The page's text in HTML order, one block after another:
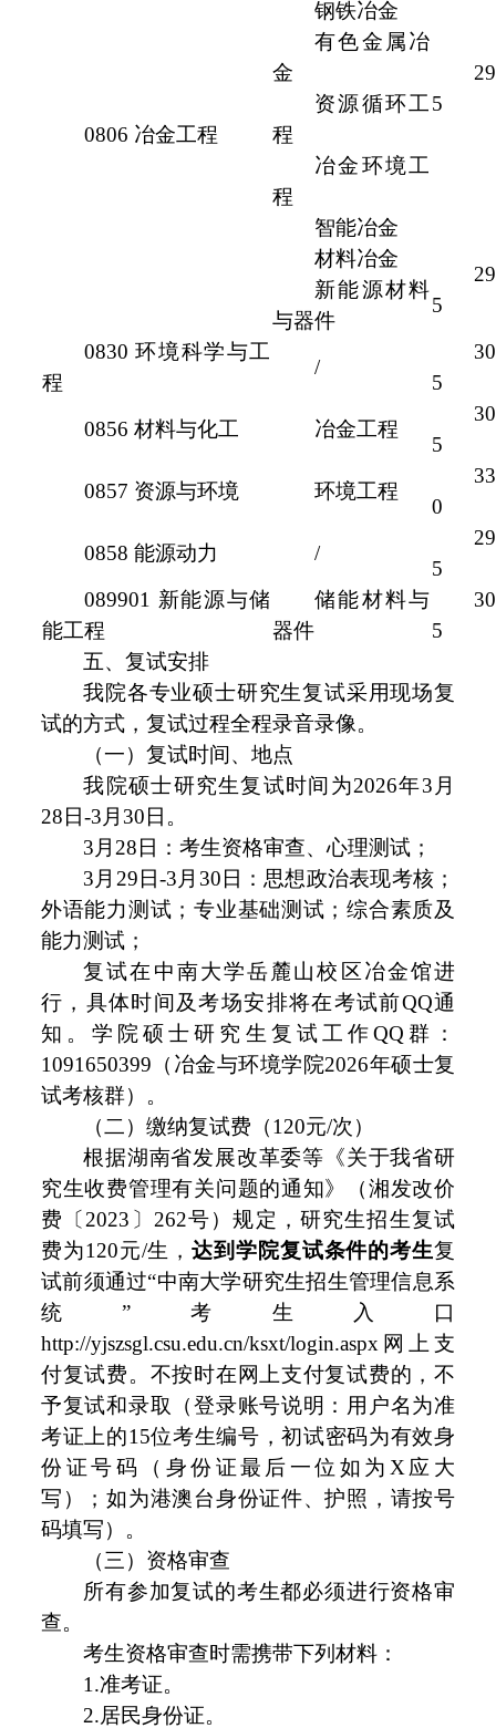
0806 冶金工程
29
5
钢铁冶金
有色金属冶
金
资源循环工
程
冶金环境工
程
智能冶金
材料冶金
29
5
新能源材料
与器件
0830 环境科学与工
程
/
30
5
0856 材料与化工
冶金工程
30
5
0857 资源与环境
环境工程
33
0
0858 能源动力
/
29
5
089901 新能源与储
能工程
储能材料与
器件
30
5
五、复试安排
我院各专业硕士研究生复试采用现场复
试的方式，复试过程全程录音录像。
（一）复试时间、地点
我院硕士研究生复试时间为2026年3月
28日-3月30日。
3月28日：考生资格审查、心理测试；
3月29日-3月30日：思想政治表现考核；
外语能力测试；专业基础测试；综合素质及
能力测试；
复试在中南大学岳麓山校区冶金馆进
行，具体时间及考场安排将在考试前QQ通
知。学院硕士研究生复试工作QQ群：
1091650399（冶金与环境学院2026年硕士复
试考核群）。
（二）缴纳复试费（120元/次）
根据湖南省发展改革委等《关于我省研
究生收费管理有关问题的通知》（湘发改价
费〔2023〕262号）规定，研究生招生复试
费为120元/生，达到学院复试条件的考生复
试前须通过“中南大学研究生招生管理信息系
统”考生入口
http://yjszsgl.csu.edu.cn/ksxt/login.aspx网上支
付复试费。不按时在网上支付复试费的，不
予复试和录取（登录账号说明：用户名为准
考证上的15位考生编号，初试密码为有效身
份证号码（身份证最后一位如为X应大
写）；如为港澳台身份证件、护照，请按号
码填写）。
（三）资格审查
所有参加复试的考生都必须进行资格审
查。
考生资格审查时需携带下列材料：
1.准考证。
2.居民身份证。